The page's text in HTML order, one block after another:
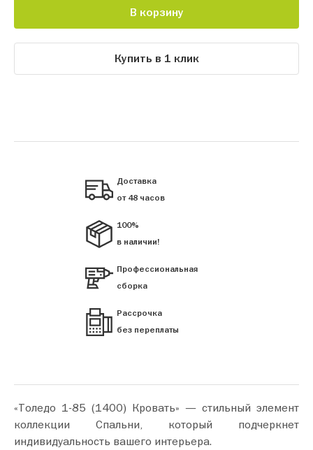
В корзину
Купить в 1 клик
Доставка
от 48 часов
100%
в наличии!
Профессиональная
сборка
Рассрочка
без переплаты
«Толедо 1-85 (1400) Кровать» — стильный элемент
коллекции Спальни, который подчеркнет
индивидуальность вашего интерьера.